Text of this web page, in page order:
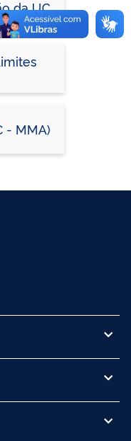
da UC
- MMA)